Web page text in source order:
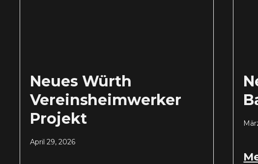
Neues Würth
Vereinsheimwerker
Projekt
April 29, 2026